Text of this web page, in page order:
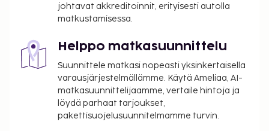
johtavat akkreditoinnit, erityisesti autolla
matkustamisessa.
Helppo matkasuunnittelu
Suunnittele matkasi nopeasti yksinkertaisella
varausjärjestelmällämme. Käytä Ameliaa, AI-
matkasuunnittelijaamme, vertaile hintoja ja
löydä parhaat tarjoukset,
pakettisuojelusuunnitelmamme turvin.